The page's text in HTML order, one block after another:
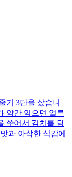
기 3단을 샀습니
약간 익으면 얼른
쑤어서 김치를 담
과 아삭한 식감에